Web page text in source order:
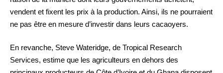
vendent et fixent les prix à la production. Ainsi, ils ne pourraient
ne pas être en mesure d’investir dans leurs cacaoyers.
En revanche, Steve Wateridge, de Tropical Research
Services, estime que les agriculteurs en dehors des